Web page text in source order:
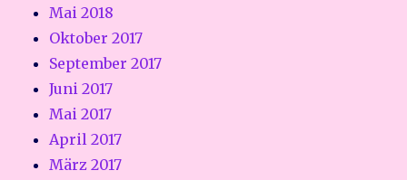
Mai 2018
Oktober 2017
September 2017
Juni 2017
Mai 2017
April 2017
März 2017